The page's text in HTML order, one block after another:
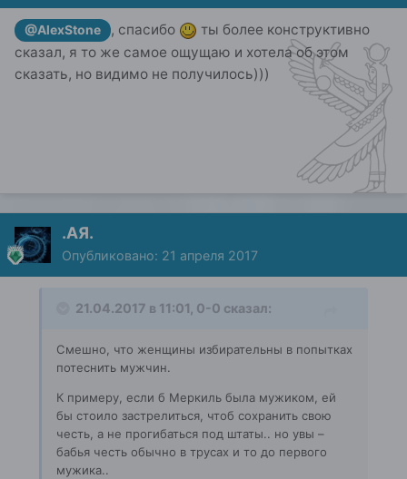
@AlexStone , спасибо
ты более конструктивно
сказал, я то же самое ощущаю и хотела об этом
сказать, но видимо не получилось)))
.АЯ.
Опубликовано: 21 апреля 2017
21.04.2017 в 11:01, 0-0 сказал:
Смешно, что женщины избирательны в попытках
потеснить мужчин.
К примеру, если б Меркиль была мужиком, ей
бы стоило застрелиться, чтоб сохранить свою
честь, а не прогибаться под штаты.. но увы –
бабья честь обычно в трусах и то до первого
мужика..